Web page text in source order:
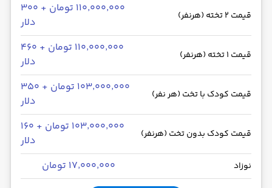
قیمت 2 تخته (هرنفر)
۱۱۰٬۰۰۰٬۰۰۰ تومان + ۳۰۰
دلار
قیمت 1 تخته (هرنفر)
۱۱۰٬۰۰۰٬۰۰۰ تومان + ۴۶۰
دلار
قیمت کودک با تخت (هر نفر)
۱۰۳٬۰۰۰٬۰۰۰ تومان + ۳۵۰
دلار
قیمت کودک بدون تخت (هرنفر)
۱۰۳٬۰۰۰٬۰۰۰ تومان + ۱۶۰
دلار
نوزاد ۱۷٬۰۰۰٬۰۰۰ تومان